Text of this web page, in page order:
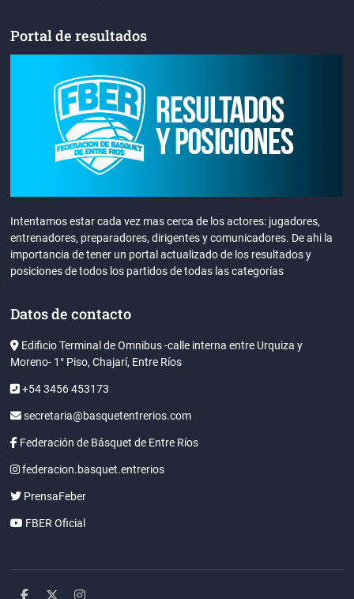
Portal de resultados
Intentamos estar cada vez mas cerca de los actores: jugadores,
entrenadores, preparadores, dirigentes y comunicadores. De ahi la
importancia de tener un portal actualizado de los resultados y
posiciones de todos los partidos de todas las categorías
Datos de contacto
Edificio Terminal de Omnibus -calle interna entre Urquiza y
Moreno- 1° Piso, Chajarí, Entre Ríos
+54 3456 453173
secretaria@basquetentrerios.com
Federación de Básquet de Entre Ríos
federacion.basquet.entrerios
PrensaFeber
FBER Oficial
facebook
twitterinstagram